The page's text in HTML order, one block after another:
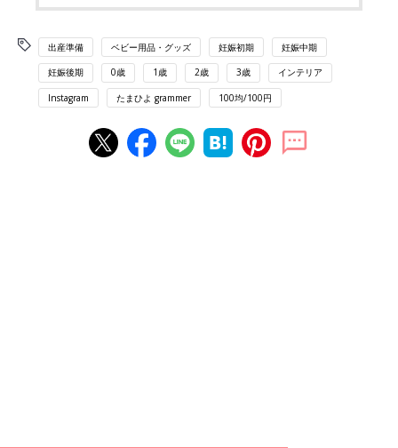
出産準備 ベビー用品・グッズ 妊娠初期 妊娠中期
妊娠後期 0歳 1歳 2歳 3歳 インテリア
Instagram たまひよ grammer 100均/100円